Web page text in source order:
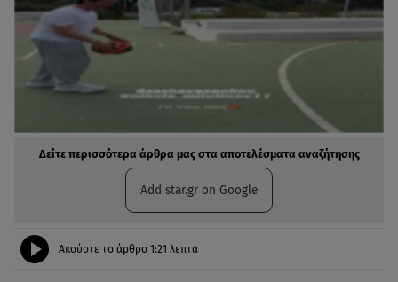
Δείτε περισσότερα άρθρα μας στα αποτελέσματα αναζήτησης
Add star.gr on Google
Ακούστε το άρθρο 1:21 λεπτά